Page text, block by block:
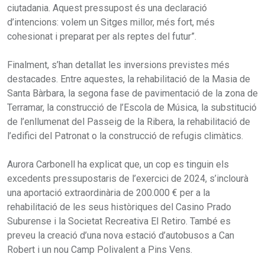
ciutadania. Aquest pressupost és una declaració
d’intencions: volem un Sitges millor, més fort, més
cohesionat i preparat per als reptes del futur”.
Finalment, s’han detallat les inversions previstes més
destacades. Entre aquestes, la rehabilitació de la Masia de
Santa Bàrbara, la segona fase de pavimentació de la zona de
Terramar, la construcció de l’Escola de Música, la substitució
de l’enllumenat del Passeig de la Ribera, la rehabilitació de
l’edifici del Patronat o la construcció de refugis climàtics.
Aurora Carbonell ha explicat que, un cop es tinguin els
excedents pressupostaris de l’exercici de 2024, s’inclourà
una aportació extraordinària de 200.000 € per a la
rehabilitació de les seus històriques del Casino Prado
Suburense i la Societat Recreativa El Retiro. També es
preveu la creació d’una nova estació d’autobusos a Can
Robert i un nou Camp Polivalent a Pins Vens.